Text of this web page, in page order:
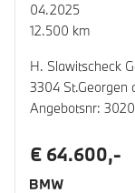
04.2025
12.500 km
H. Slawitscheck
3304 St.Georgen
Angebotsnr:
€ 64.600,-